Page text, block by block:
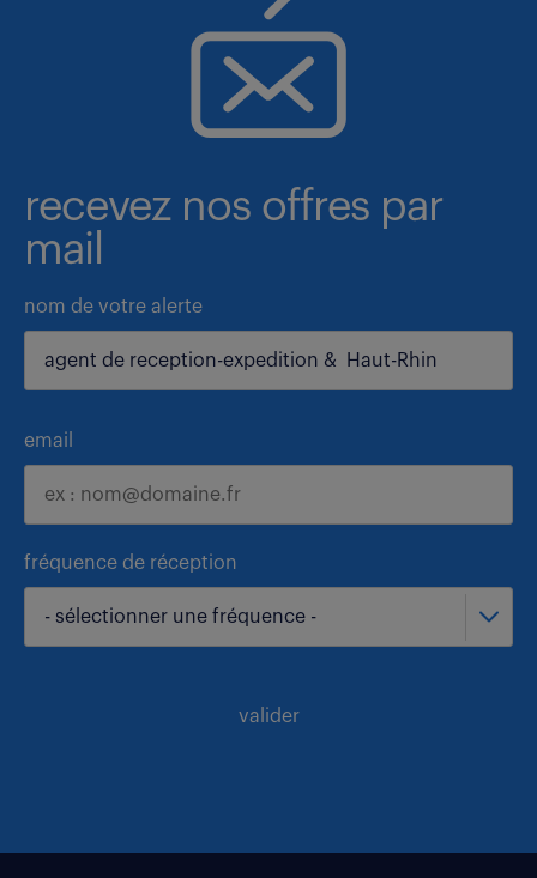
recevez nos offres par
mail
nom de votre alerte
email
fréquence de réception
- sélectionner une fréquence -
valider